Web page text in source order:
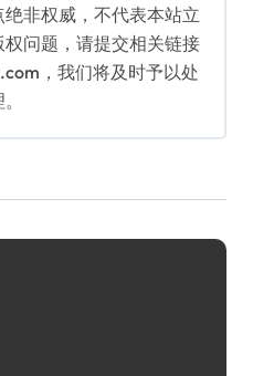
非权威，不代表本站立
问题，请提交相关链接
，我们将及时予以处